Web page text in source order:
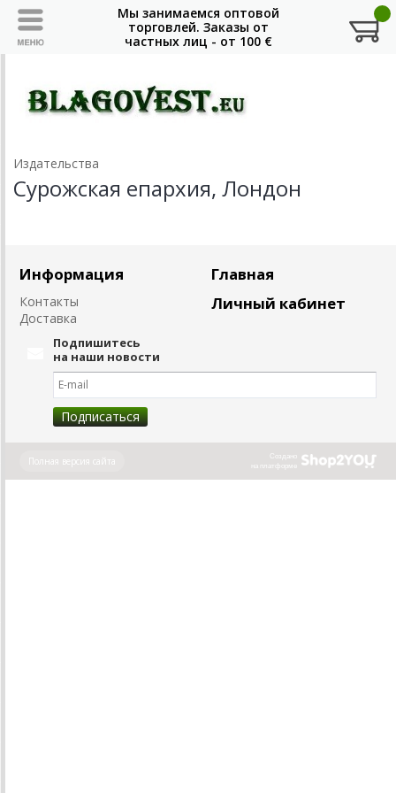
Издательства
Сурожская епархия, Лондон
Информация
Контакты
Доставка
Главная
Личный кабинет
Подпишитесь
на наши новости
Создано
на платформе
Полная версия сайта